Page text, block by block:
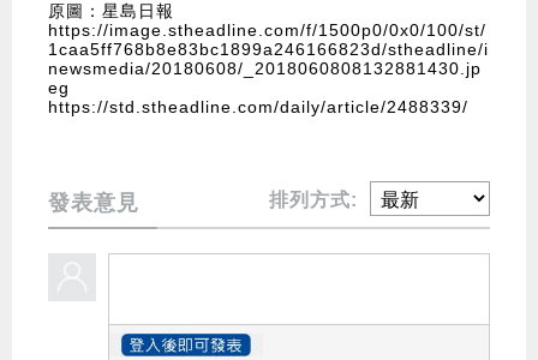
原圖：星島日報
https://image.stheadline.com/f/1500p0/0x0/100/st/
1caa5ff768b8e83bc1899a246166823d/stheadline/i
newsmedia/20180608/_2018060808132881430.jp
eg
https://std.stheadline.com/daily/article/2488339/
發表意見 排列方式: